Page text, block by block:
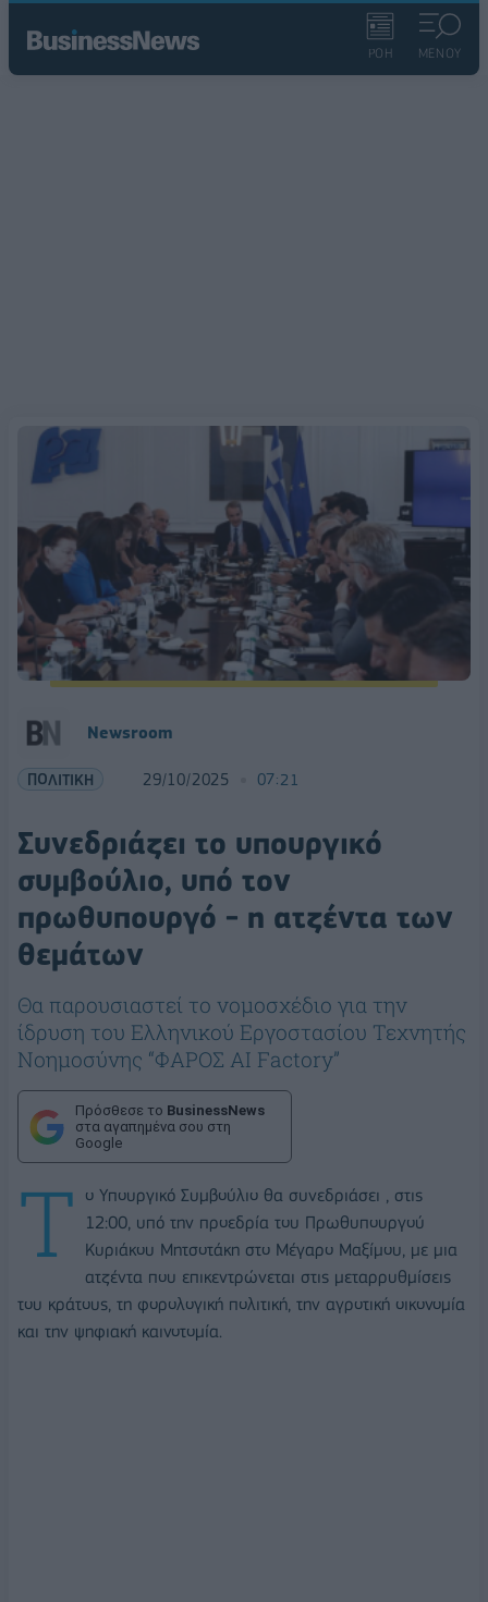
ΡΟΗ ΜΕΝΟΥ
Newsroom
ΠΟΛΙΤΙΚΗ 29/10/2025 07:21
Συνεδριάζει το υπουργικό
συμβούλιο, υπό τον
πρωθυπουργό - η ατζέντα των
θεμάτων
Θα παρουσιαστεί το νομοσχέδιο για την
ίδρυση του Ελληνικού Εργοστασίου Τεχνητής
Νοημοσύνης “ΦΑΡΟΣ AI Factory”
Πρόσθεσε το BusinessNews
στα αγαπημένα σου στη
Google
Τ
ο Υπουργικό Συμβούλιο θα συνεδριάσει , στις
12:00, υπό την προεδρία του Πρωθυπουργού
Κυριάκου Μητσοτάκη στο Μέγαρο Μαξίμου, με μια
ατζέντα που επικεντρώνεται στις μεταρρυθμίσεις
του κράτους, τη φορολογική πολιτική, την αγροτική οικονομία
και την ψηφιακή καινοτομία.